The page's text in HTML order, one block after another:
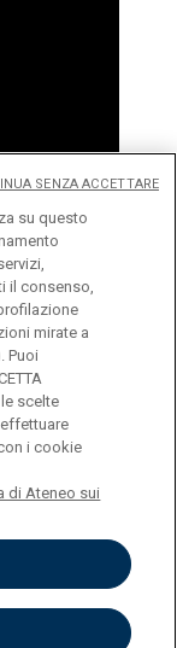
su questo
il consenso,
mirate a
Puoi
scelte
effettuare
i cookie
di Ateneo sui
SENZA ACCETTARE